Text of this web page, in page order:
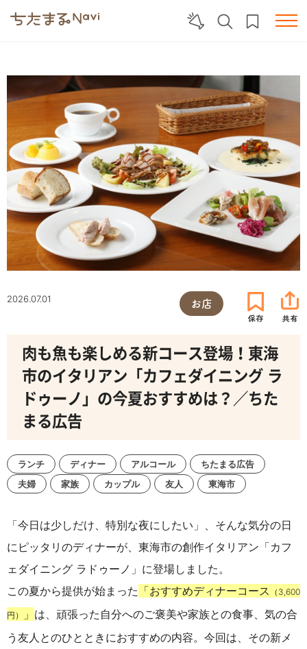
2026.07.01 お店
肉も魚も楽しめる新コース登場！東海
市のイタリアン「カフェダイニング ラ
ドゥーノ」の今夏おすすめは？／ちた
まる広告
ランチ ディナー アルコール
ちたまる広告
夫婦
家族 カップル 友人 東海市
「今日は少しだけ、特別な夜にしたい」、 そんな気分の日
にピッタリのディナーが、 東海市の創作イタリアン「カフ
ェダイニング ラドゥーノ」に登場しました。
この夏から提供が始まった 「おすすめディナーコース （ 3,600
円） 」 は、頑張った自分へのご褒美や家族との食事、気の合
う友人とのひとときにおすすめの内容。 今回は、その新メ